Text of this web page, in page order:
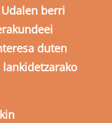
berri
duten